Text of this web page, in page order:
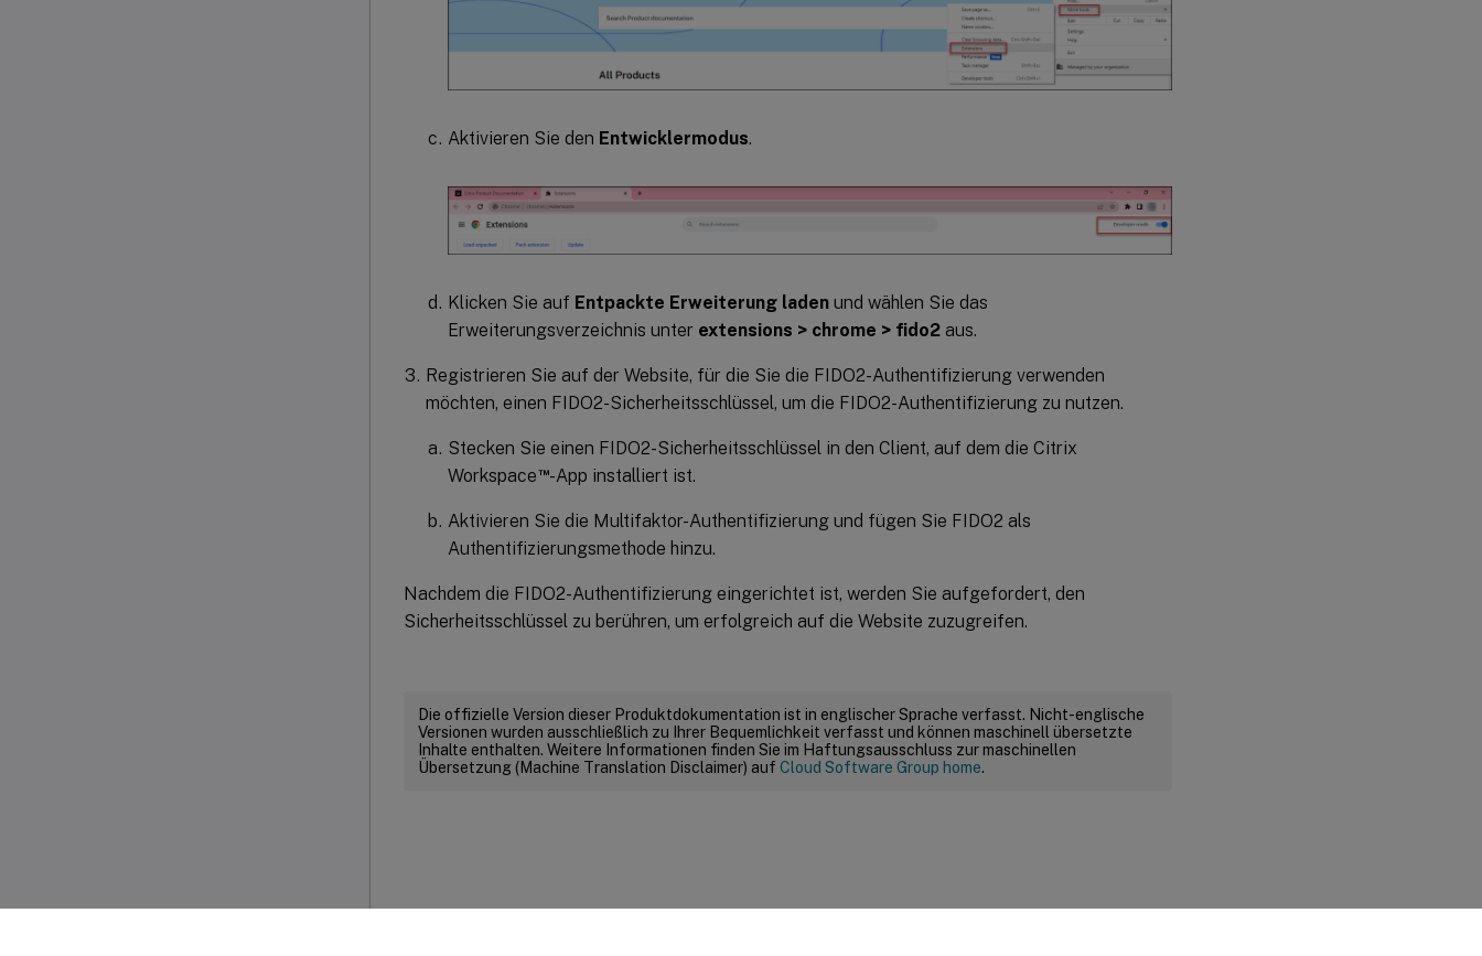
Aktivieren Sie den Entwicklermodus.
Klicken Sie auf Entpackte Erweiterung laden und wählen Sie das
Erweiterungsverzeichnis unter extensions > chrome > fido2 aus.
Registrieren Sie auf der Website, für die Sie die FIDO2-Authentifizierung verwenden
möchten, einen FIDO2-Sicherheitsschlüssel, um die FIDO2-Authentifizierung zu nutzen.
Stecken Sie einen FIDO2-Sicherheitsschlüssel in den Client, auf dem die Citrix
Workspace™-App installiert ist.
Aktivieren Sie die Multifaktor-Authentifizierung und fügen Sie FIDO2 als
Authentifizierungsmethode hinzu.
Nachdem die FIDO2-Authentifizierung eingerichtet ist, werden Sie aufgefordert, den
Sicherheitsschlüssel zu berühren, um erfolgreich auf die Website zuzugreifen.
Die offizielle Version dieser Produktdokumentation ist in englischer Sprache verfasst. Nicht-englische
Versionen wurden ausschließlich zu Ihrer Bequemlichkeit verfasst und können maschinell übersetzte
Inhalte enthalten. Weitere Informationen finden Sie im Haftungsausschluss zur maschinellen
Übersetzung (Machine Translation Disclaimer) auf Cloud Software Group home.